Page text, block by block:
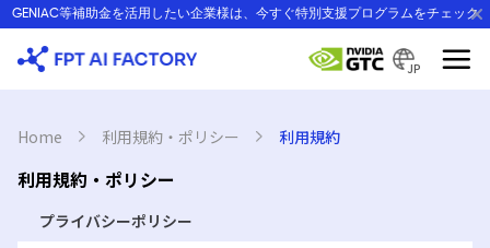
Skip
content
GENIAC等補助金を活用したい企業様は、今すぐ特別支援プログラムをチェック
JP
Home 利用規約・ポリシー 利用規約
利用規約・ポリシー
プライバシーポリシー